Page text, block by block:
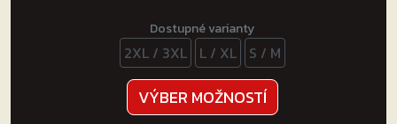
Dostupné varianty
2XL / 3XL L / XL S / M
VÝBER MOŽNOSTÍ
produkt